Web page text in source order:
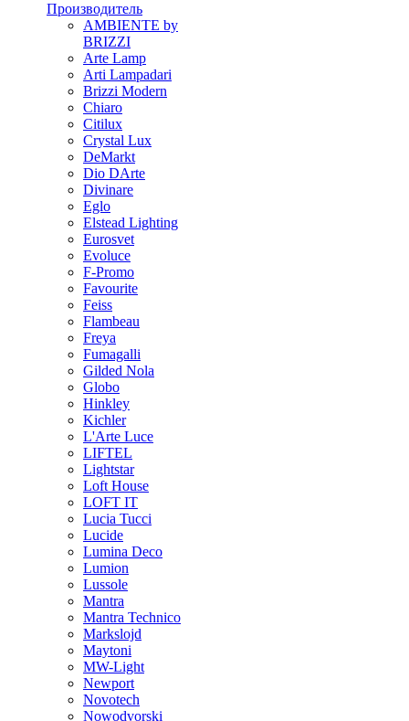
Производитель
AMBIENTE by
BRIZZI
Arte Lamp
Arti Lampadari
Brizzi Modern
Chiaro
Citilux
Crystal Lux
DeMarkt
Dio DArte
Divinare
Eglo
Elstead Lighting
Eurosvet
Evoluce
F-Promo
Favourite
Feiss
Flambeau
Freya
Fumagalli
Gilded Nola
Globo
Hinkley
Kichler
L'Arte Luce
LIFTEL
Lightstar
Loft House
LOFT IT
Lucia Tucci
Lucide
Lumina Deco
Lumion
Lussole
Mantra
Mantra Technico
Markslojd
Maytoni
MW-Light
Newport
Novotech
Nowodvorski